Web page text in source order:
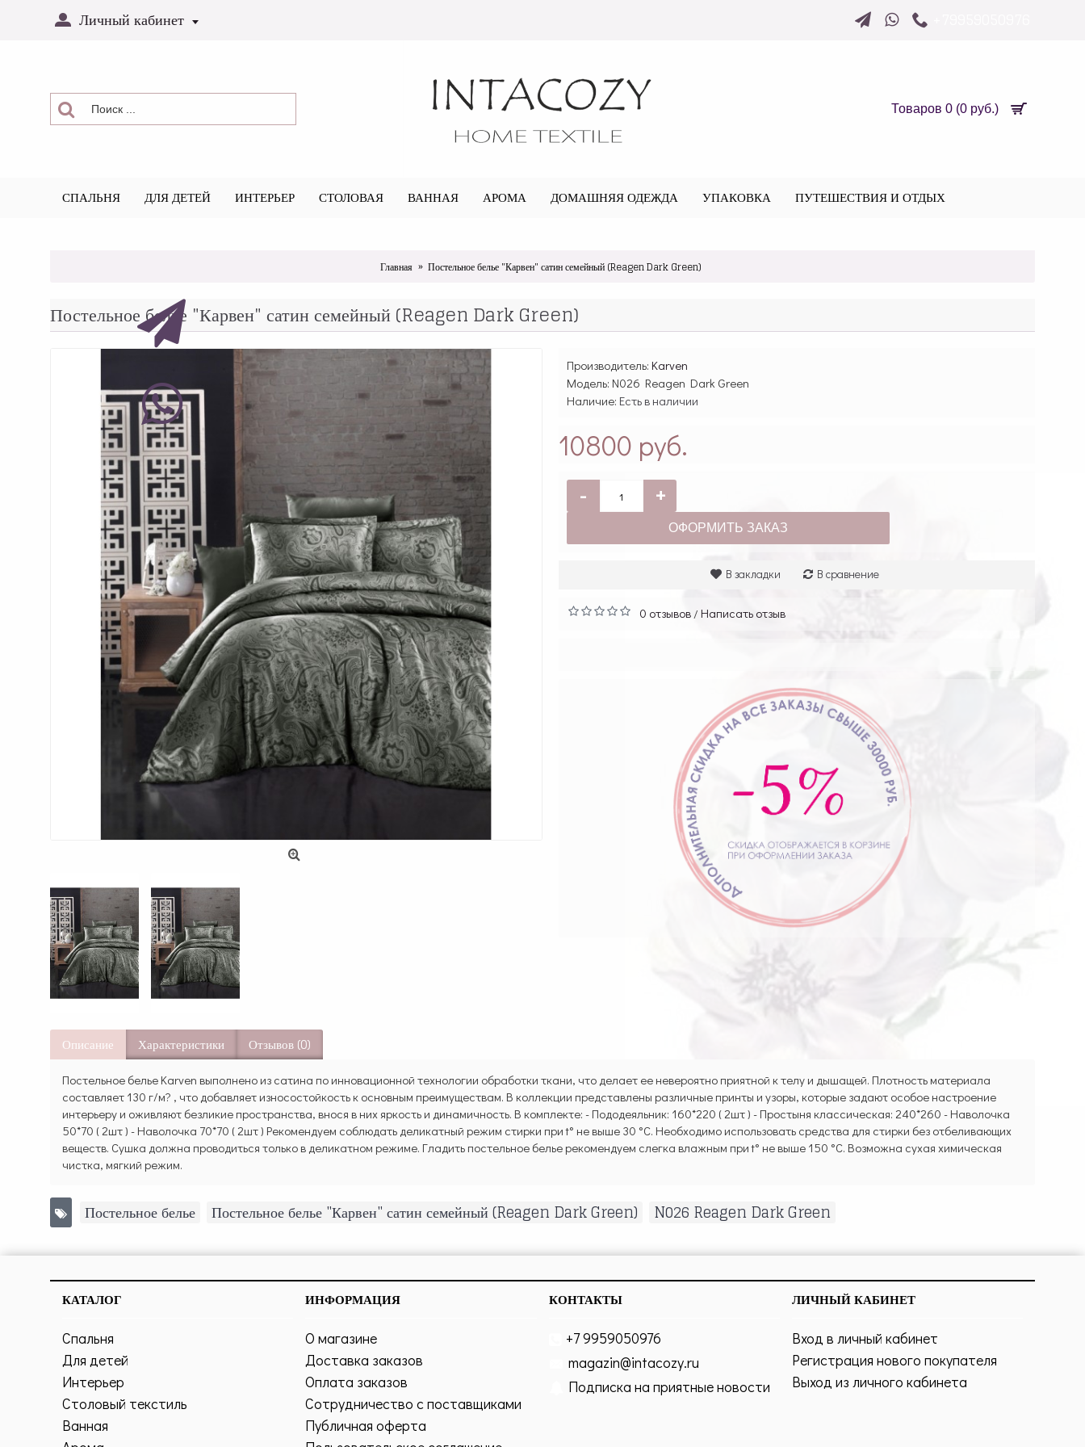
Личный кабинет
Товаров 0 (0 руб.)
СПАЛЬНЯ ДЛЯ ДЕТЕЙ ИНТЕРЬЕР СТОЛОВАЯ ВАННАЯ АРОМА ДОМАШНЯЯ ОДЕЖДА УПАКОВКА ПУТЕШЕСТВИЯ И ОТДЫХ
Главная Постельное белье "Карвен" сатин семейный (Reagen Dark Green)
Постельное белье "Карвен" сатин семейный (Reagen Dark Green)
Производитель: Karven
Модель: N026 Reagen Dark Green
Наличие: Есть в наличии
10800 руб.
- +
ОФОРМИТЬ ЗАКАЗ
В закладки В сравнение
0 отзывов/ Написать отзыв
Описание Характеристики Отзывов (0)
Постельное белье Karven выполнено из сатина по инновационной технологии обработки ткани, что делает ее невероятно приятной к телу и дышащей. Плотность материала
составляет 130 г/м? , что добавляет износостойкость к основным преимуществам. В коллекции представлены различные принты и узоры, которые задают особое настроение
интерьеру и оживляют безликие пространства, внося в них яркость и динамичность. В комплекте: - Пододеяльник: 160*220 ( 2шт ) - Простыня классическая: 240*260 - Наволочка
50*70 ( 2шт ) - Наволочка 70*70 ( 2шт ) Рекомендуем соблюдать деликатный режим стирки при t° не выше 30 °C. Необходимо использовать средства для стирки без отбеливающих
веществ. Сушка должна проводиться только в деликатном режиме. Гладить постельное белье рекомендуем слегка влажным при t° не выше 150 °C. Возможна сухая химическая
чистка, мягкий режим.
Постельное белье Постельное белье "Карвен" сатин семейный (Reagen Dark Green) N026 Reagen Dark Green
КАТАЛОГ
Спальня
Для детей
Интерьер
Столовый текстиль
Ванная
ИНФОРМАЦИЯ
О магазине
Доставка заказов
Оплата заказов
Сотрудничество с поставщиками
Публичная оферта
КОНТАКТЫ
+7 9959050976
magazin@intacozy.ru
Подписка на приятные новости
ЛИЧНЫЙ КАБИНЕТ
Вход в личный кабинет
Регистрация нового покупателя
Выход из личного кабинета